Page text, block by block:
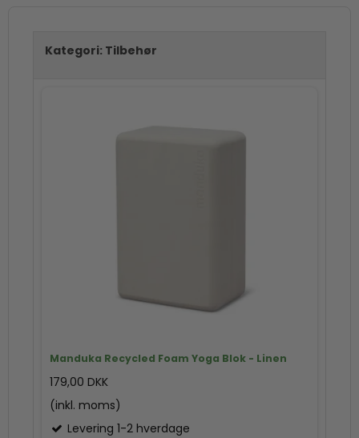
Kategori: Tilbehør
Manduka Recycled Foam Yoga Blok - Linen
179,00 DKK
(inkl. moms)
Levering 1-2 hverdage